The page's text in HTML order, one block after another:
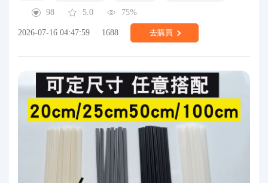
98
5.0 75%
2026-07-16 04:47:59 1688 去購買